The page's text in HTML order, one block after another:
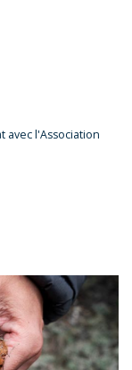
avec l'Association